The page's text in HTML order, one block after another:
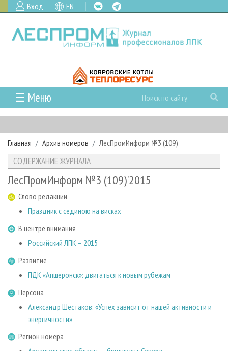
Вход EN
☰ Меню
ГЛАВНАЯ
РУБРИКИ И ТЕМЫ
РУБРИКИ ЖУРНАЛА
ЛЕСНОЕ ХОЗЯЙСТВО
ЛЕСОЗАГОТОВКА
ЛЕСОПИЛЕНИЕ
ДЕРЕВООБРАБОТКА
СУШКА ДРЕВЕСИНЫ
БИОЭНЕРГЕТИКА
ЦБП
ИНСТРУМЕНТ И МАТЕРИАЛЫ
НОВОСТИ
КАЛЕНДАРЬ СОБЫТИЙ
НОВОСТИ ЛПК
НОВОСТИ ЖУРНАЛА
НОВОСТИ КОМПАНИЙ
ПРОЕКТЫ ЛПИ
АНАЛИТИКА
ПРЕДПРИЯТИЯ ЛПК
ЛЕСНЫЕ РЕГИОНЫ РОССИИ
ПЕРСОНЫ
RUSSIAN FORESTRY REVIEW
ГАЗЕТА ЛЕСПРОМФОРУМ
БИБЛИОТЕКА СПЕЦИАЛИСТА
АРХИВ
АРХИВ ЖУРНАЛОВ
СТАТЬИ
О ЖУРНАЛЕ
ПОДПИСКА
КОНТАКТЫ
РЕКЛАМА
Главная Архив номеров ЛесПромИнформ №3 (109)
СОДЕРЖАНИЕ ЖУРНАЛА
ЛесПромИнформ №3 (109)'2015
Слово редакции
Праздник с сединою на висках
В центре внимания
Российский ЛПК – 2015
Развитие
ПДК «Апшеронск»: двигаться к новым рубежам
Персона
Александр Шестаков: «Успех зависит от нашей активности и
энергичности»
Регион номера